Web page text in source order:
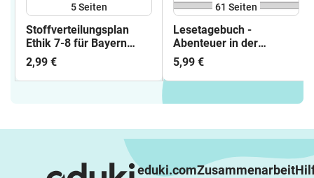
5Seiten
Stoffverteilungsplan
Ethik 7-8 für Bayern
nach Schulbuch
2,99 €
61 Seiten
Lesetagebuch -
Abenteuer in der
Megaworld - Ich schenk
dir eine Geschichte 2020
5,99 €
eduki.comZusammenarbeit